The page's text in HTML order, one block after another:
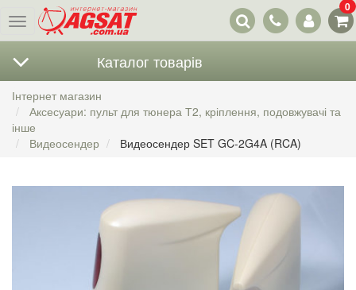
Меню
Наші
контакти
0
Каталог товарів
Інтернет магазин
Аксесуари: пульт для тюнера Т2, кріплення, подовжувачі та
інше
Видеосендер
Видеосендер SET GC-2G4A (RCA)